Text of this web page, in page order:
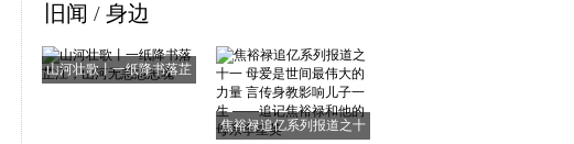
旧闻 / 身边
山河壮歌丨一纸降书落芷
焦裕禄追亿系列报道之十